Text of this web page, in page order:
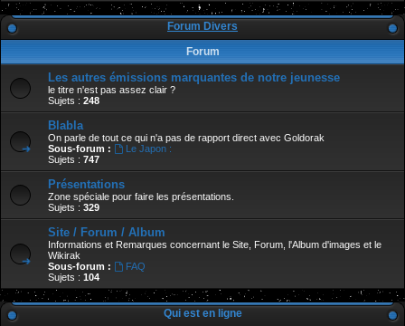
Forum Divers
Forum
Les autres émissions marquantes de notre jeunesse
le titre n'est pas assez clair ?
Sujets : 248
Blabla
On parle de tout ce qui n'a pas de rapport direct avec Goldorak
Sous-forum :
Le Japon :
Sujets : 747
Présentations
Zone spéciale pour faire les présentations.
Sujets : 329
Site / Forum / Album
Informations et Remarques concernant le Site, Forum, l'Album d'images et le
Wikirak
Sous-forum :
FAQ
Sujets : 104
Qui est en ligne